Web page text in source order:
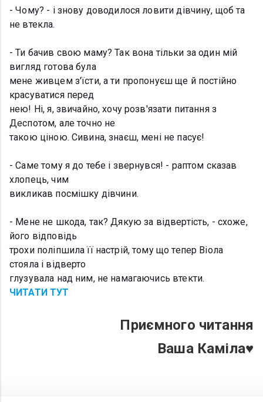
- Чому? - і знову доводилося ловити дівчину, щоб та
не втекла.
- Ти бачив свою маму? Так вона тільки за один мій
вигляд готова була
мене живцем з'їсти, а ти пропонуєш ще й постійно
красуватися перед
нею! Ні, я, звичайно, хочу розв'язати питання з
Деспотом, але точно не
такою ціною. Сивина, знаєш, мені не пасує!
- Саме тому я до тебе і звернувся! - раптом сказав
хлопець, чим
викликав посмішку дівчини.
- Мене не шкода, так? Дякую за відвертість, - схоже,
його відповідь
трохи поліпшила її настрій, тому що тепер Віола
стояла і відверто
глузувала над ним, не намагаючись втекти.
ЧИТАТИ ТУТ
Приємного читання
Ваша Каміла♥️